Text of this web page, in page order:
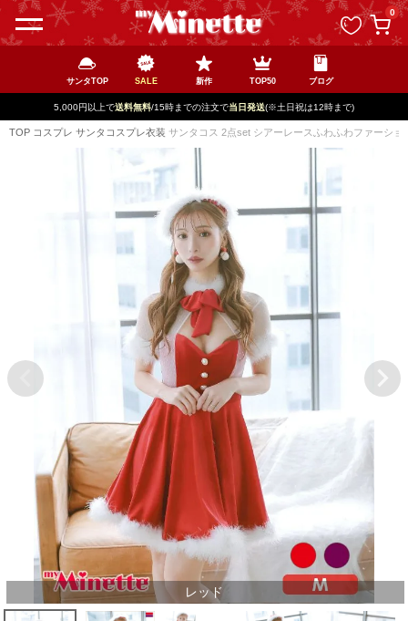
0
サンタTOP SALE 新作 TOP50 ブログ
5,000円以上で送料無料/15時までの注文で当日発送(※土日祝は12時まで)
TOP コスプレ サンタコスプレ衣装 サンタコス 2点set シアーレースふわふわファーシ
レッド
ペー
ジト
ップ